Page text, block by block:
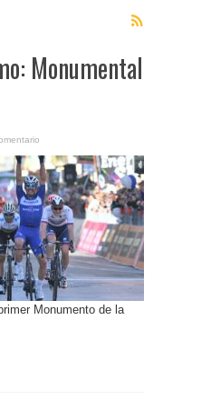
Monumental
Monumento de la